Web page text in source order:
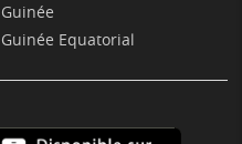
Guinée
Guinée Equatorial